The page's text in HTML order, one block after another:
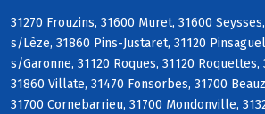
31270 Frouzins, 31600 Muret, 31600
s/Lèze, 31860 Pins-Justaret, 31120
s/Garonne, 31120 Roques, 31120 Roquettes,
31860 Villate, 31470 Fonsorbes, 31700
31700 Cornebarrieu, 31700 Mondonville,